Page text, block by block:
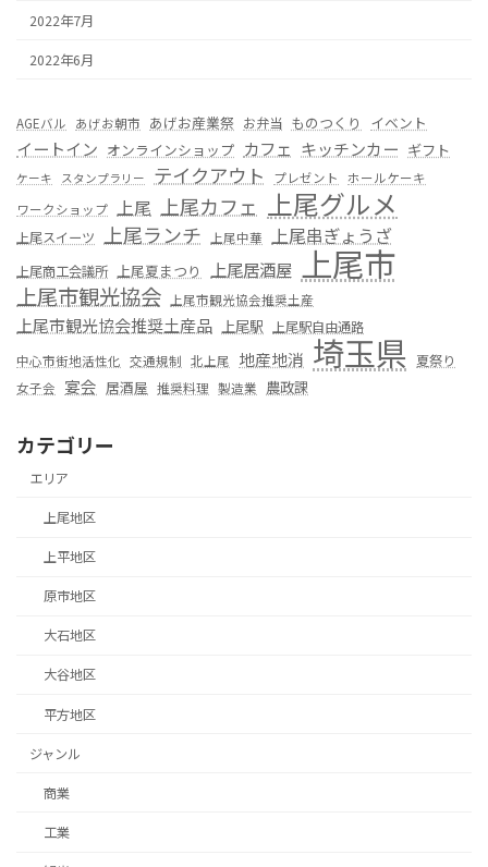
2022年7月
2022年6月
AGEバル あげお朝市 あげお産業祭 お弁当 ものつくり イベント
イートイン オンラインショップ カフェ キッチンカー ギフト
ケーキ スタンプラリー テイクアウト プレゼント
ホールケーキ
ワークショップ 上尾 上尾カフェ 上尾グルメ
上尾スイーツ 上尾ランチ 上尾中華 上尾串ぎょうざ
上尾商工会議所 上尾夏まつり 上尾居酒屋 上尾市
上尾市観光協会 上尾市観光協会推奨土産
上尾市観光協会推奨土産品 上尾駅 上尾駅自由通路
中心市街地活性化 交通規制 北上尾 地産地消 埼玉県 夏祭り
女子会 宴会 居酒屋 推奨料理 製造業 農政課
カテゴリー
エリア
上尾地区
上平地区
原市地区
大石地区
大谷地区
平方地区
ジャンル
商業
工業